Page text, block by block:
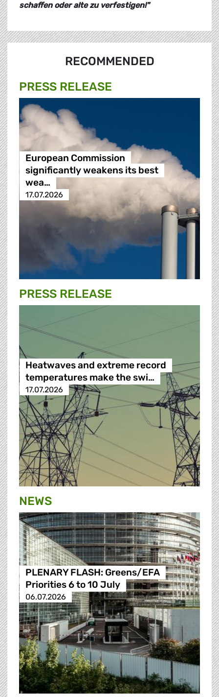
schaffen oder alte zu verfestigen!"
RECOMMENDED
PRESS RELEASE
European Commission
significantly weakens its best
wea…
17.07.2026
PRESS RELEASE
Heatwaves and extreme record
temperatures make the swi…
17.07.2026
NEWS
PLENARY FLASH: Greens/EFA
Priorities 6 to 10 July
06.07.2026